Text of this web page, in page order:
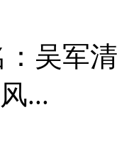
吴军
...